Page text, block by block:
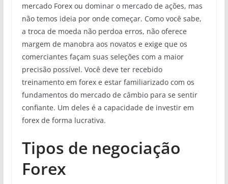
mercado Forex ou dominar o mercado de ações, mas
não temos ideia por onde começar. Como você sabe,
a troca de moeda não perdoa erros, não oferece
margem de manobra aos novatos e exige que os
comerciantes façam suas seleções com a maior
precisão possível. Você deve ter recebido
treinamento em forex e estar familiarizado com os
fundamentos do mercado de câmbio para se sentir
confiante. Um deles é a capacidade de investir em
forex de forma lucrativa.
Tipos de negociação
Forex